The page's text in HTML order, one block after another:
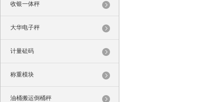
收银一体秤
大华电子秤
计量砝码
称重模块
油桶搬运倒桶秤